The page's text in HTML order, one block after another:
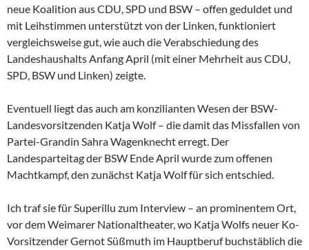
neue Koalition aus CDU, SPD und BSW – offen geduldet und
mit Leihstimmen unterstützt von der Linken, funktioniert
vergleichsweise gut, wie auch die Verabschiedung des
Landeshaushalts Anfang April (mit einer Mehrheit aus CDU,
SPD, BSW und Linken) zeigte.
Eventuell liegt das auch am konzilianten Wesen der BSW-
Landesvorsitzenden Katja Wolf – die damit das Missfallen von
Partei-Grandin Sahra Wagenknecht erregt. Der
Landesparteitag der BSW Ende April wurde zum offenen
Machtkampf, den zunächst Katja Wolf für sich entschied.
Ich traf sie für Superillu zum Interview – an prominentem Ort,
vor dem Weimarer Nationaltheater, wo Katja Wolfs neuer Ko-
Vorsitzender Gernot Süßmuth im Hauptberuf buchstäblich die